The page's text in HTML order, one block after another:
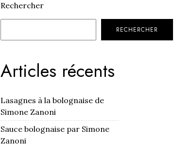
Rechercher
RECHERCHER
Articles récents
Lasagnes à la bolognaise de
Simone Zanoni
Sauce bolognaise par Simone
Zanoni